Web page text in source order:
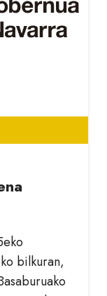
bilkuran,